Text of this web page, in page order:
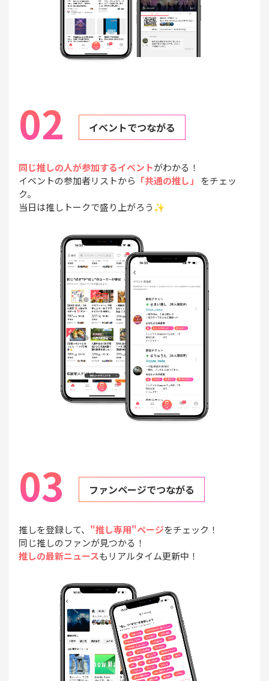
02 イベントでつながる
同じ推しの人が参加するイベントがわかる！
イベントの参加者リストから 「共通の推し」
をチェッ
ク。
当日は推しトークで盛り上がろう✨
03 ファンページでつながる
推しを登録して、 "推し専用"ページをチェック！
同じ推しのファンが見つかる！
推しの最新ニュースもリアルタイム更新中！